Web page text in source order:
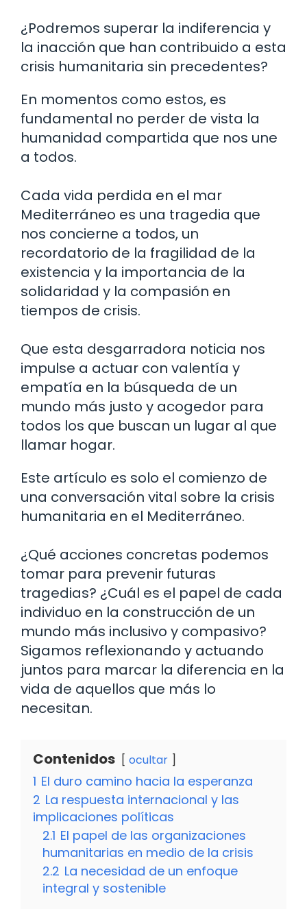
¿Podremos superar la indiferencia y
la inacción que han contribuido a esta
crisis humanitaria sin precedentes?
En momentos como estos, es
fundamental no perder de vista la
humanidad compartida que nos une
a todos.
Cada vida perdida en el mar
Mediterráneo es una tragedia que
nos concierne a todos, un
recordatorio de la fragilidad de la
existencia y la importancia de la
solidaridad y la compasión en
tiempos de crisis.
Que esta desgarradora noticia nos
impulse a actuar con valentía y
empatía en la búsqueda de un
mundo más justo y acogedor para
todos los que buscan un lugar al que
llamar hogar.
Este artículo es solo el comienzo de
una conversación vital sobre la crisis
humanitaria en el Mediterráneo.
¿Qué acciones concretas podemos
tomar para prevenir futuras
tragedias? ¿Cuál es el papel de cada
individuo en la construcción de un
mundo más inclusivo y compasivo?
Sigamos reflexionando y actuando
juntos para marcar la diferencia en la
vida de aquellos que más lo
necesitan.
Contenidos ocultar
1 El duro camino hacia la esperanza
2 La respuesta internacional y las
implicaciones políticas
2.1 El papel de las organizaciones
humanitarias en medio de la crisis
2.2 La necesidad de un enfoque
integral y sostenible